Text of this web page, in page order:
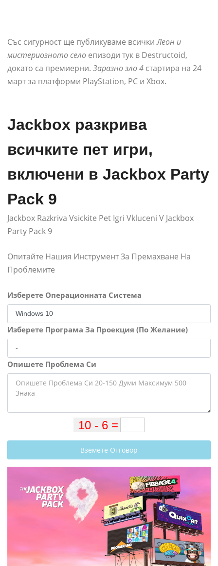
Със сигурност ще публикуваме всичкиЛеон и
мистериозното село епизоди тук в Destructoid,
докато са премиерни. Заразно зло 4 стартира на 24
март за платформи PlayStation, PC и Xbox.
Jackbox разкрива
всичките пет игри,
включени в Jackbox Party
Pack 9
Jackbox Razkriva Vsickite Pet Igri Vkluceni V Jackbox
Party Pack 9
Опитайте Нашия Инструмент За Премахване На
Проблемите
Изберете Операционната Система
Изберете Програма За Проекция (По Желание)
Опишете Проблема Си
Вземете Отговор